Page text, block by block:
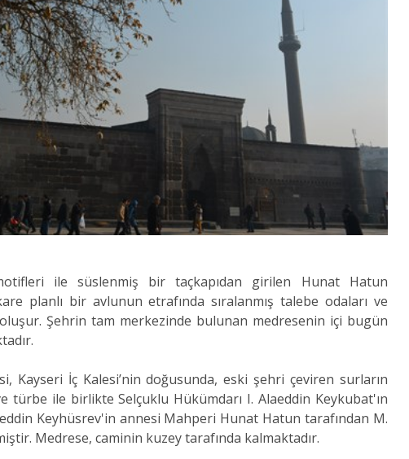
ile süslenmiş bir taçkapıdan girilen Hunat Hatun
planlı bir avlunun etrafında sıralanmış talebe odaları ve
Şehrin tam merkezinde bulunan medresenin içi bugün
Kayseri İç Kalesi’nin doğusunda, eski şehri çeviren surların
türbe ile birlikte Selçuklu Hükümdarı I. Alaeddin Keykubat'ın
Keyhüsrev'in annesi Mahperi Hunat Hatun tarafından M.
Medrese, caminin kuzey tarafında kalmaktadır.